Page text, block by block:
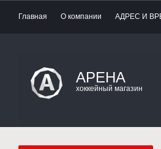
Главная О компании АДРЕС И
АРЕНА
хоккейный магазин